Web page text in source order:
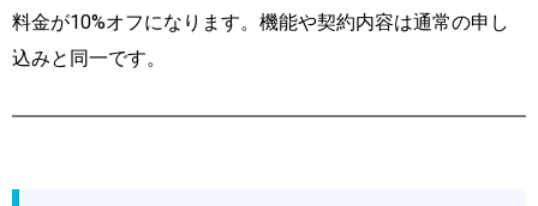
料金が10%オフになります。機能や契約内容は通常の申し
込みと同一です。